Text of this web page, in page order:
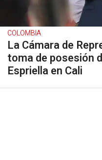
COLOMBIA
La Cámara de
toma de posesión
Espriella en Cali